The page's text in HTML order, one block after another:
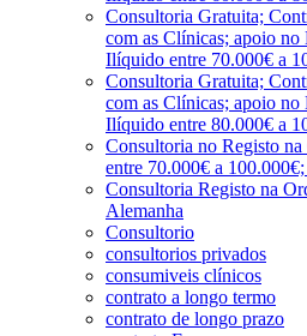
Consultoria Gratuita;
com as Clínicas; apoio
Ilíquido entre 70.000€ a
Consultoria Gratuita;
com as Clínicas; apoio
Ilíquido entre 80.000€ a
Consultoria no Registo
entre 70.000€ a
Consultoria Registo na
Alemanha
Consultorio
consultorios privados
consumiveis clínicos
contrato a longo termo
contrato de longo prazo